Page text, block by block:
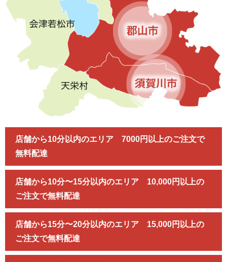
店舗から10分以内のエリア 7000円以上のご注文で
無料配達
店舗から10分〜15分以内のエリア 10,000円以上の
ご注文で無料配達
店舗から15分〜20分以内のエリア 15,000円以上の
ご注文で無料配達